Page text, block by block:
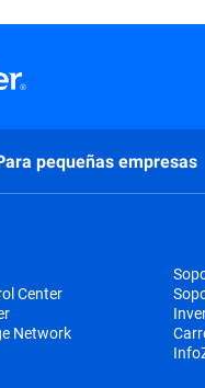
pequeñas empresas
Center
Network